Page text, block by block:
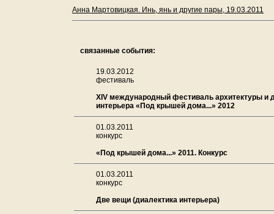
Анна Мартовицкая. Инь, янь и другие пары, 19.03.2011
связанные события:
19.03.2012
фестиваль
XIV международный фестиваль архитектуры и
интерьера «Под крышей дома...» 2012
01.03.2011
конкурс
«Под крышей дома...» 2011. Конкурс
01.03.2011
конкурс
Две вещи (диалектика интерьера)